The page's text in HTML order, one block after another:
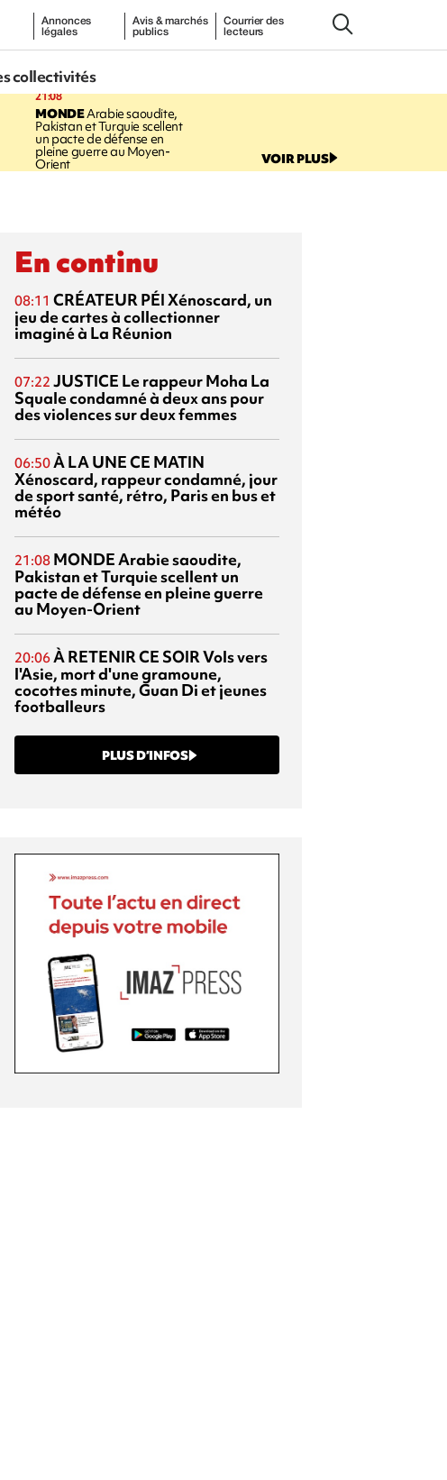
Annonces
légales
Avis & marchés
publics
Courrier des
lecteurs
collectivités
21:08
MONDEArabie saoudite,
Pakistan et Turquie scellent
un pacte de défense en
pleine guerre au Moyen-
Orient VOIR PLUS
En continu
08:11 CRÉATEUR PÉIXénoscard, un
jeu de cartes à collectionner
imaginé à La Réunion
07:22 JUSTICE Le rappeur Moha La
Squale condamné à deux ans pour
des violences sur deux femmes
06:50À LA UNE CE MATIN
Xénoscard, rappeur condamné, jour
de sport santé, rétro, Paris en bus et
météo
21:08 MONDEArabie saoudite,
Pakistan et Turquie scellent un
pacte de défense en pleine guerre
au Moyen-Orient
20:06À RETENIR CE SOIRVols vers
l'Asie, mort d'une gramoune,
cocottes minute, Guan Di et jeunes
footballeurs
PLUS D’INFOS